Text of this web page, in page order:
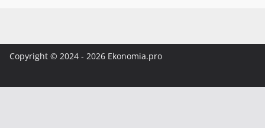
Copyright © 2024 - 2026 Ekonomia.pro